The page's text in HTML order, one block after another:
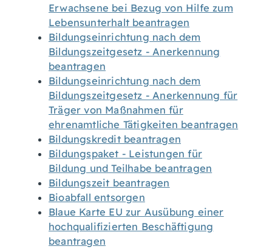
Erwachsene bei Bezug von Hilfe zum
Lebensunterhalt beantragen
Bildungseinrichtung nach dem
Bildungszeitgesetz - Anerkennung
beantragen
Bildungseinrichtung nach dem
Bildungszeitgesetz - Anerkennung für
Träger von Maßnahmen für
ehrenamtliche Tätigkeiten beantragen
Bildungskredit beantragen
Bildungspaket - Leistungen für
Bildung und Teilhabe beantragen
Bildungszeit beantragen
Bioabfall entsorgen
Blaue Karte EU zur Ausübung einer
hochqualifizierten Beschäftigung
beantragen